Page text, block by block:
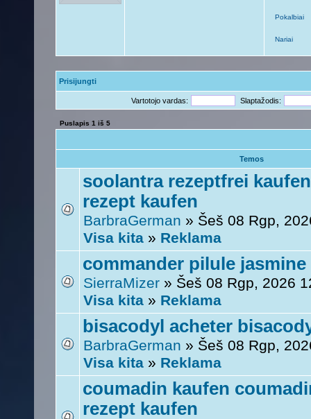
Pokalbiai
Nariai
Prisijungti
Vartotojo vardas: Slaptažodis:
Puslapis 1 iš 5
Temos
soolantra rezeptfrei
rezept kaufen
BarbraGerman » Šeš 08 Rgp,
Visa kita » Reklama
commander pilule
SierraMizer » Šeš 08 Rgp, 2026
Visa kita » Reklama
bisacodyl acheter
BarbraGerman » Šeš 08 Rgp,
Visa kita » Reklama
coumadin kaufen
rezept kaufen